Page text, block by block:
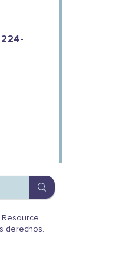
224-
derechos.